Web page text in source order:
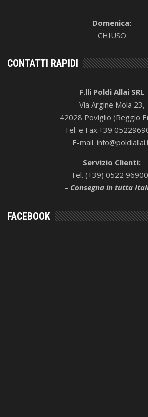
Domenica:
CHIUSO
CONTATTI RAPIDI
F.lli Poldi Allai SRL
Via Argine Mola 23,
42028 Poviglio (Reggio
Tel. e Fax.+39
E-mail.
Servizio Clienti:
Tel. (+39) 0522
– Consegna in tutta
FACEBOOK